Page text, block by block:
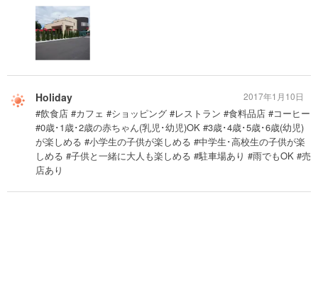
Holiday
#飲食店 #カフェ #ショッピング #レストラン #食料品店 #コーヒー
#0歳･1歳･2歳の赤ちゃん(乳児･幼児)OK #3歳･4歳･5歳･6歳(幼児)
が楽しめる #小学生の子供が楽しめる #中学生･高校生の子供が楽
しめる #子供と一緒に大人も楽しめる #駐車場あり #雨でもOK #売
店あり
2017年1月10日